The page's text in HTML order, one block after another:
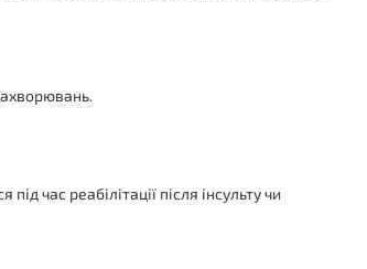
час реабілітації після інсульту чи